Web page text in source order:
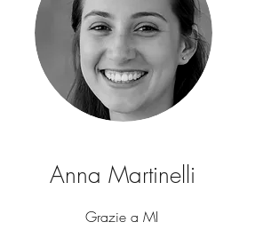
Anna Martinelli
Grazie a MI